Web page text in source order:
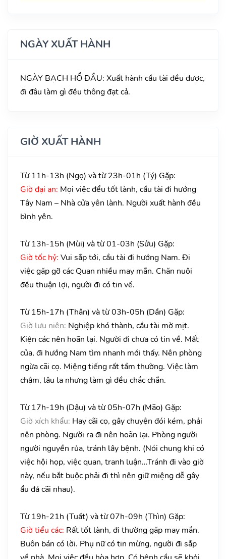
NGÀY XUẤT HÀNH
NGÀY BẠCH HỔ ĐẦU: Xuất hành cầu tài đều được,
đi đâu làm gì đều thông đạt cả.
GIỜ XUẤT HÀNH
Từ 11h-13h (Ngọ) và từ 23h-01h (Tý) Gặp:
Giờ đại an: Mọi việc đểu tốt lành, cầu tài đi hướng
Tây Nam – Nhà cửa yên lành. Người xuất hành đều
bình yên.
Từ 13h-15h (Mùi) và từ 01-03h (Sửu) Gặp:
Giờ tốc hỷ: Vui sắp tới, cầu tài đi hướng Nam. Đi
việc gặp gỡ các Quan nhiều may mắn. Chăn nuôi
đều thuận lợi, người đi có tin về.
Từ 15h-17h (Thân) và từ 03h-05h (Dần) Gặp:
Giờ lưu niên: Nghiệp khó thành, cầu tài mờ mịt.
Kiện các nên hoãn lại. Người đi chưa có tin về. Mất
của, đi hướng Nam tìm nhanh mới thấy. Nên phòng
ngừa cãi cọ. Miệng tiếng rất tầm thường. Việc làm
chậm, lâu la nhưng làm gì đều chắc chắn.
Từ 17h-19h (Dậu) và từ 05h-07h (Mão) Gặp:
Giờ xích khẩu: Hay cãi cọ, gây chuyện đói kém, phải
nên phòng. Người ra đi nên hoãn lại. Phòng người
người nguyền rủa, tránh lây bệnh. (Nói chung khi có
việc hội họp, việc quan, tranh luận…Tránh đi vào giờ
này, nếu bắt buộc phải đi thì nên giữ miệng dễ gây
ẩu đả cãi nhau).
Từ 19h-21h (Tuất) và từ 07h-09h (Thìn) Gặp:
Giờ tiểu các: Rất tốt lành, đi thường gặp may mắn.
Buôn bán có lời. Phụ nữ có tin mừng, người đi sắp